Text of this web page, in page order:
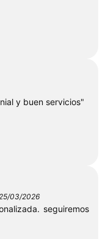
y buen servicios"
25/03/2026
seguiremos